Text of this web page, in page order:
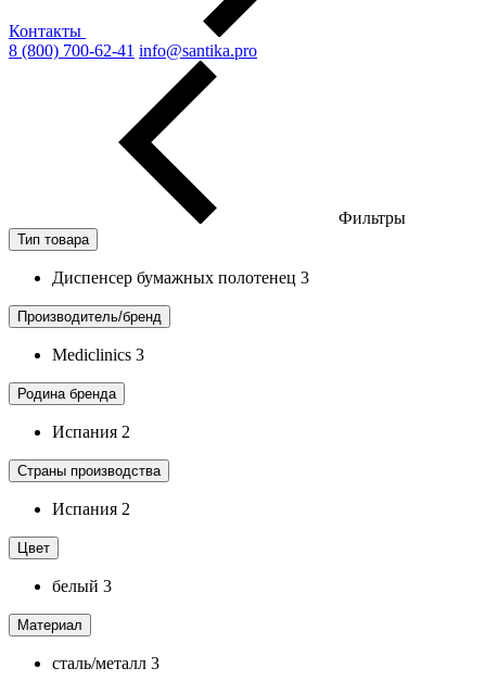
Контакты
8 (800) 700-62-41 info@santika.pro
Фильтры
Тип товара
Диспенсер бумажных полотенец 3
Производитель/бренд
Mediclinics 3
Родина бренда
Испания 2
Страны производства
Испания 2
Цвет
белый 3
Материал
сталь/металл 3